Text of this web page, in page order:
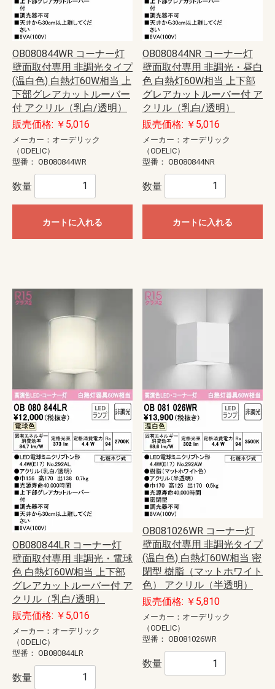
OB080844WR コーナー灯
壁面取付専用 非調光タイプ
(温白色) 白熱灯60W相当 上
下部グレアカットルーバー
付 アクリル（乳白/透明）
販売価格: ￥5,016
メーカー：オーデリック
（ODELIC）
型番： OB080844WR
数量
カートに入れる
OB080844NR コーナー灯
壁面取付専用 非調光・昼白
色 白熱灯60W相当 上下部
グレアカットルーバー付 ア
クリル（乳白/透明）
販売価格: ￥5,016
メーカー：オーデリック
（ODELIC）
型番： OB080844NR
数量
カートに入れる
OB080844LR コーナー灯
壁面取付専用 非調光・電球
色 白熱灯60W相当 上下部
グレアカットルーバー付 ア
クリル（乳白/透明）
販売価格: ￥5,016
メーカー：オーデリック
（ODELIC）
型番： OB080844LR
数量
OB081026WR コーナー灯
壁面取付専用 非調光タイプ
(温白色) 白熱灯60W相当 密
閉型 樹脂（マットホワイト
色） アクリル（半透明）
販売価格: ￥5,810
メーカー：オーデリック
（ODELIC）
型番： OB081026WR
数量